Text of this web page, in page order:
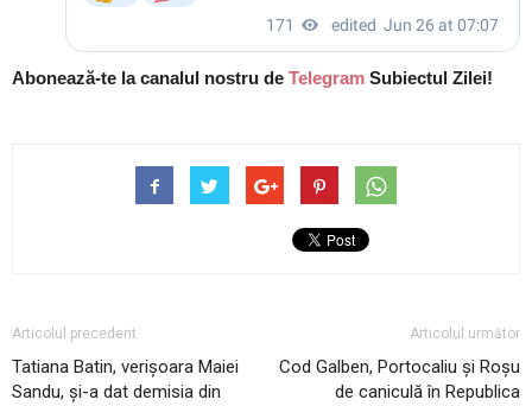
Abonează-te la canalul nostru de Telegram Subiectul Zilei!
Articolul precedent
Tatiana Batin, verișoara Maiei
Sandu, și-a dat demisia din
Articolul următor
Cod Galben, Portocaliu și Roșu
de caniculă în Republica